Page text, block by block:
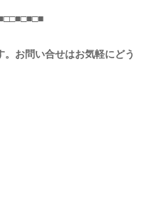
お問い合せはお気軽にどう